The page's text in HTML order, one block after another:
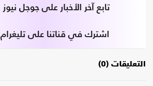
تابع آخر الأخبار على جوجل نيوز
اشترك في قناتنا على تليغرام
التعليقات (0)